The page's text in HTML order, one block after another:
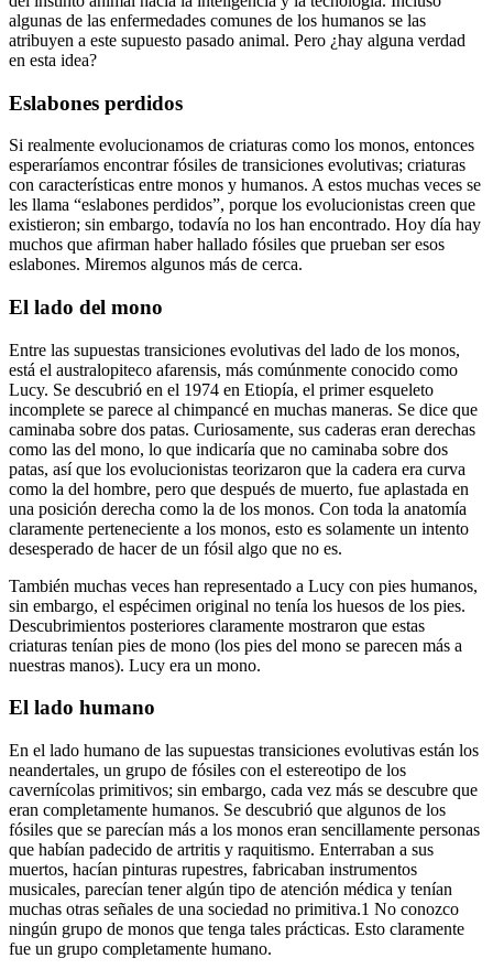
algunas de las enfermedades comunes de los humanos se las
atribuyen a este supuesto pasado animal. Pero ¿hay alguna verdad
en esta idea?
Eslabones perdidos
Si realmente evolucionamos de criaturas como los monos, entonces
esperaríamos encontrar fósiles de transiciones evolutivas; criaturas
con características entre monos y humanos. A estos muchas veces se
les llama “eslabones perdidos”, porque los evolucionistas creen que
existieron; sin embargo, todavía no los han encontrado. Hoy día hay
muchos que afirman haber hallado fósiles que prueban ser esos
eslabones. Miremos algunos más de cerca.
El lado del mono
Entre las supuestas transiciones evolutivas del lado de los monos,
está el australopiteco afarensis, más comúnmente conocido como
Lucy. Se descubrió en el 1974 en Etiopía, el primer esqueleto
incomplete se parece al chimpancé en muchas maneras. Se dice que
caminaba sobre dos patas. Curiosamente, sus caderas eran derechas
como las del mono, lo que indicaría que no caminaba sobre dos
patas, así que los evolucionistas teorizaron que la cadera era curva
como la del hombre, pero que después de muerto, fue aplastada en
una posición derecha como la de los monos. Con toda la anatomía
claramente perteneciente a los monos, esto es solamente un intento
desesperado de hacer de un fósil algo que no es.
También muchas veces han representado a Lucy con pies humanos,
sin embargo, el espécimen original no tenía los huesos de los pies.
Descubrimientos posteriores claramente mostraron que estas
criaturas tenían pies de mono (los pies del mono se parecen más a
nuestras manos). Lucy era un mono.
El lado humano
En el lado humano de las supuestas transiciones evolutivas están los
neandertales, un grupo de fósiles con el estereotipo de los
cavernícolas primitivos; sin embargo, cada vez más se descubre que
eran completamente humanos. Se descubrió que algunos de los
fósiles que se parecían más a los monos eran sencillamente personas
que habían padecido de artritis y raquitismo. Enterraban a sus
muertos, hacían pinturas rupestres, fabricaban instrumentos
musicales, parecían tener algún tipo de atención médica y tenían
muchas otras señales de una sociedad no primitiva.1 No conozco
ningún grupo de monos que tenga tales prácticas. Esto claramente
fue un grupo completamente humano.